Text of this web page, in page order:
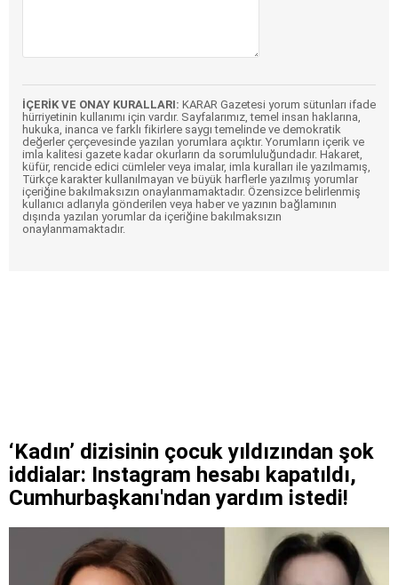
İÇERİK VE ONAY KURALLARI: KARAR Gazetesi yorum sütunları ifade
hürriyetinin kullanımı için vardır. Sayfalarımız, temel insan haklarına,
hukuka, inanca ve farklı fikirlere saygı temelinde ve demokratik
değerler çerçevesinde yazılan yorumlara açıktır. Yorumların içerik ve
imla kalitesi gazete kadar okurların da sorumluluğundadır. Hakaret,
küfür, rencide edici cümleler veya imalar, imla kuralları ile yazılmamış,
Türkçe karakter kullanılmayan ve büyük harflerle yazılmış yorumlar
içeriğine bakılmaksızın onaylanmamaktadır. Özensizce belirlenmiş
kullanıcı adlarıyla gönderilen veya haber ve yazının bağlamının
dışında yazılan yorumlar da içeriğine bakılmaksızın
onaylanmamaktadır.
‘Kadın’ dizisinin çocuk yıldızından şok
iddialar: Instagram hesabı kapatıldı,
Cumhurbaşkanı'ndan yardım istedi!